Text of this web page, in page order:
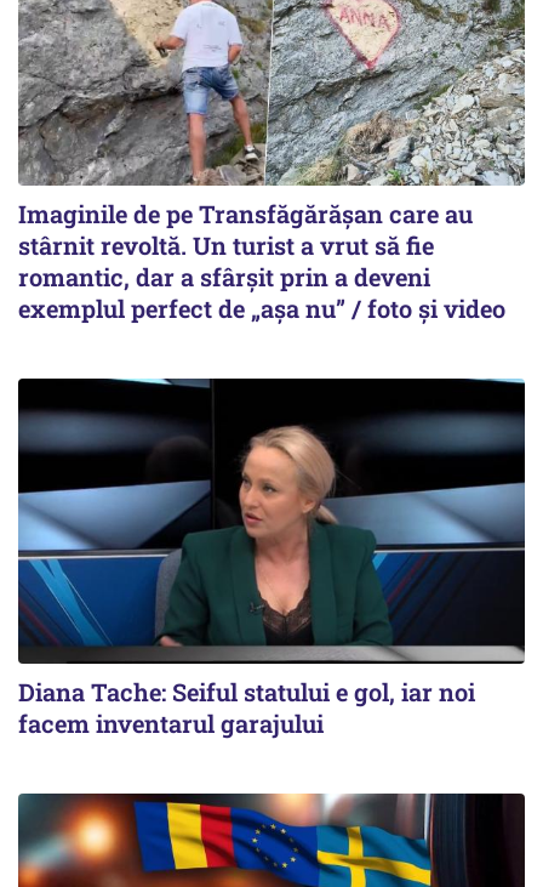
Imaginile de pe Transfăgărășan care au
stârnit revoltă. Un turist a vrut să fie
romantic, dar a sfârșit prin a deveni
exemplul perfect de „așa nu” / foto și video
Diana Tache: Seiful statului e gol, iar noi
facem inventarul garajului